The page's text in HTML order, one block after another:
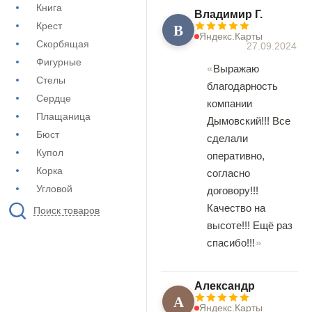
Книга
Крест
Скорбящая
Фигурные
Стелы
Сердце
Плащаница
Бюст
Купол
Корка
Угловой
Поиск товаров
В
Владимир Г.
Яндекс.Карты
27.09.2024
Выражаю
благодарность
компании
Дымовский!!! Все
сделали
оперативно,
согласно
договору!!!
Качество на
высоте!!! Ещё раз
спасибо!!!
А
Александр
Яндекс.Карты